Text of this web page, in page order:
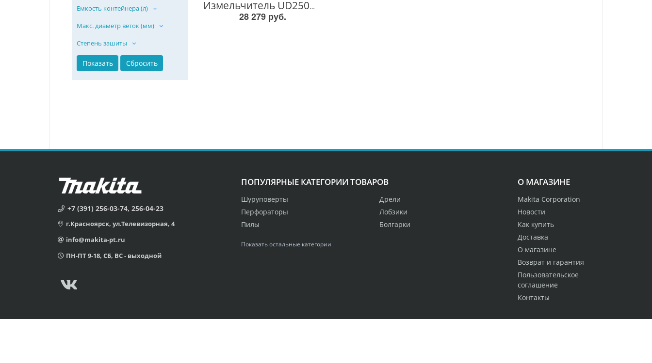
Емкость контейнера (л)
Макс. диаметр веток (мм)
Степень зашиты
Измельчитель UD2500 UD2500
28 279 руб.
+7 (391) 256-03-74, 256-04-23
г.Красноярск, ул.Телевизорная, 4
info@makita-pt.ru
ПН-ПТ 9-18, СБ, ВС - выходной
ПОПУЛЯРНЫЕ КАТЕГОРИИ ТОВАРОВ
Шуруповерты
Перфораторы
Пилы
Дрели
Лобзики
Болгарки
Показать остальные категории
О МАГАЗИНЕ
Makita Corporation
Новости
Как купить
Доставка
О магазине
Возврат и гарантия
Пользовательское
соглашение
Контакты